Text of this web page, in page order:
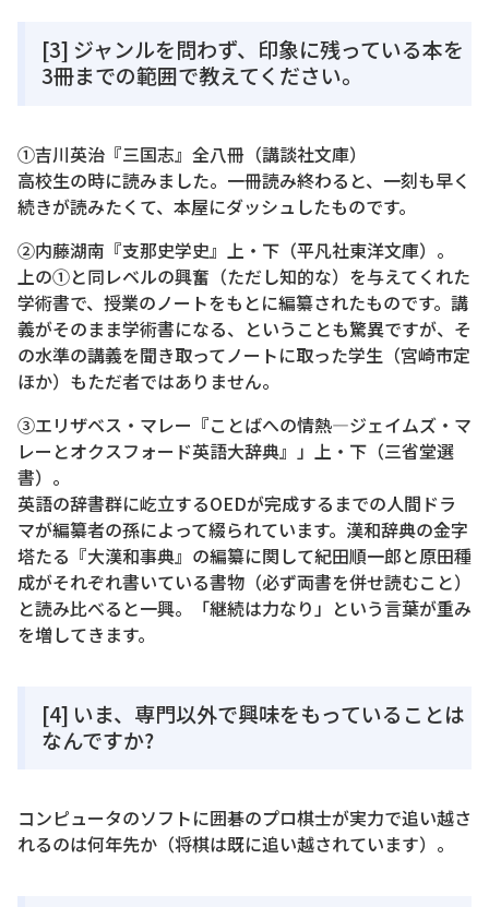
[3] ジャンルを問わず、印象に残っている本を
3冊までの範囲で教えてください。
①吉川英治『三国志』全八冊（講談社文庫）
高校生の時に読みました。一冊読み終わると、一刻も早く
続きが読みたくて、本屋にダッシュしたものです。
②内藤湖南『支那史学史』上・下（平凡社東洋文庫）。
上の①と同レベルの興奮（ただし知的な）を与えてくれた
学術書で、授業のノートをもとに編纂されたものです。講
義がそのまま学術書になる、ということも驚異ですが、そ
の水準の講義を聞き取ってノートに取った学生（宮崎市定
ほか）もただ者ではありません。
③エリザベス・マレー『ことばへの情熱―ジェイムズ・マ
レーとオクスフォード英語大辞典』」上・下（三省堂選
書）。
英語の辞書群に屹立するOEDが完成するまでの人間ドラ
マが編纂者の孫によって綴られています。漢和辞典の金字
塔たる『大漢和事典』の編纂に関して紀田順一郎と原田種
成がそれぞれ書いている書物（必ず両書を併せ読むこと）
と読み比べると一興。「継続は力なり」という言葉が重み
を増してきます。
[4] いま、専門以外で興味をもっていることは
なんですか?
コンピュータのソフトに囲碁のプロ棋士が実力で追い越さ
れるのは何年先か（将棋は既に追い越されています）。